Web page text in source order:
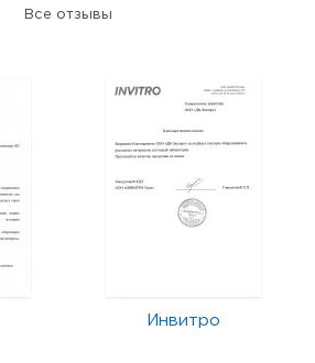
Все отзывы
Инвитро